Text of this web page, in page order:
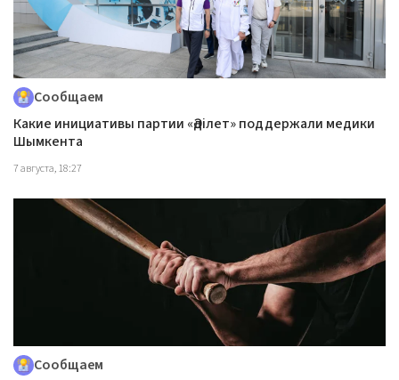
Сообщаем
Какие инициативы партии «Әділет» поддержали медики
Шымкента
7 августа, 18:27
Сообщаем